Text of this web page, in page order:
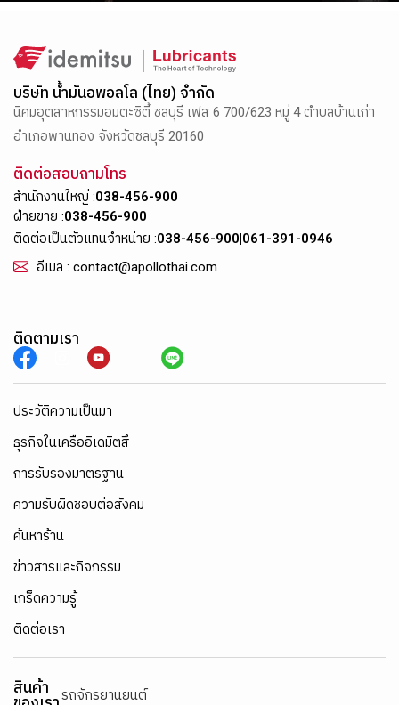
บริษัท น้ำมันอพอลโล (ไทย) จำกัด
นิคมอุตสาหกรรมอมตะซิตี้ ชลบุรี เฟส 6 700/623 หมู่ 4 ตำบลบ้านเก่า
อำเภอพานทอง จังหวัดชลบุรี 20160
ติดต่อสอบถามโทร
สำนักงานใหญ่ :038-456-900
ฝ่ายขาย :038-456-900
ติดต่อเป็นตัวแทนจำหน่าย :038-456-900|061-391-0946
อีเมล : contact@apollothai.com
ติดตามเรา
ประวัติความเป็นมา
ธุรกิจในเครืออิเดมิตสึ
การรับรองมาตรฐาน
ความรับผิดชอบต่อสังคม
ค้นหาร้าน
ข่าวสารและกิจกรรม
เกร็ดความรู้
ติดต่อเรา
สินค้า
รถจักรยานยนต์